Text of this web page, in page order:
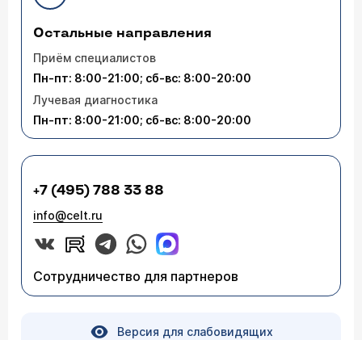
Остальные направления
Приём специалистов
Пн-пт: 8:00-21:00; сб-вс: 8:00-20:00
Лучевая диагностика
Пн-пт: 8:00-21:00; сб-вс: 8:00-20:00
+7 (495) 788 33 88
info@celt.ru
Сотрудничество для партнеров
Версия для слабовидящих